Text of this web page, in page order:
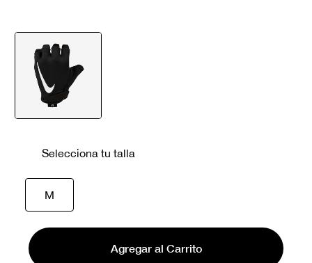
Selecciona tu talla
Mseleccionado
Agregar al Carrito